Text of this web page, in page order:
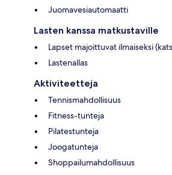
Juomavesiautomaatti
Lasten kanssa matkustaville
Lapset majoittuvat ilmaiseksi
Lastenallas
Aktiviteetteja
Tennismahdollisuus
Fitness-tunteja
Pilatestunteja
Joogatunteja
Shoppailumahdollisuus